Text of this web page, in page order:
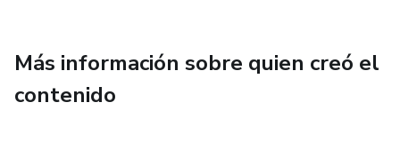
Más información sobre quien creó el
contenido